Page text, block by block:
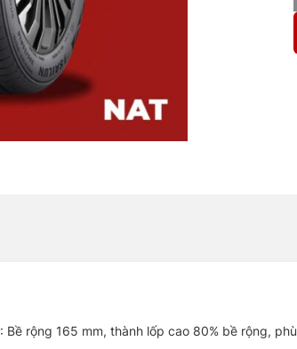
: Bề rộng 165 mm, thành lốp cao 80% bề rộng,